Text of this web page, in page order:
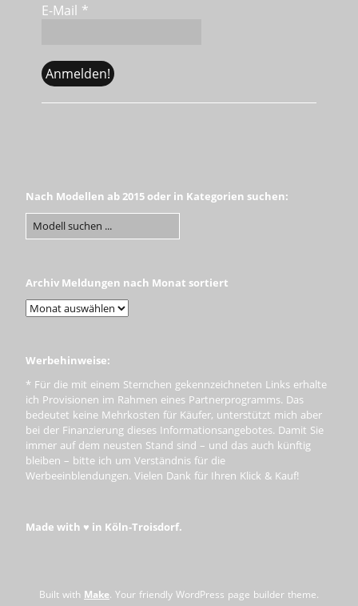
E-Mail *
Nach Modellen ab 2015 oder in Kategorien suchen:
Archiv Meldungen nach Monat sortiert
Werbehinweise:
* Für die mit einem Sternchen gekennzeichneten Links erhalte
ich Provisionen im Rahmen eines Partnerprogramms. Das
bedeutet keine Mehrkosten für Käufer, unterstützt mich aber
bei der Finanzierung dieses Informationsangebotes. Damit Sie
immer auf dem neusten Stand sind – und das auch künftig
bleiben – bitte ich um Verständnis für die
Werbeeinblendungen. Vielen Dank für Ihren Klick & Kauf!
Made with ♥ in Köln-Troisdorf.
Built with Make. Your friendly WordPress page builder theme.